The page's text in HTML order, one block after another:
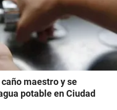
maestro y se
potable en Ciudad